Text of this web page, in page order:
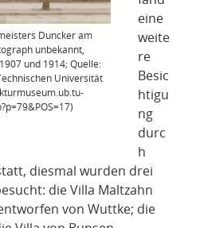
Duncker am
unbekannt,
und 1914; Quelle:
Universität
eine
weite
re
Besic
htigu
ng
durc
h
diesmal wurden drei
die Villa Maltzahn
von Wuttke; die